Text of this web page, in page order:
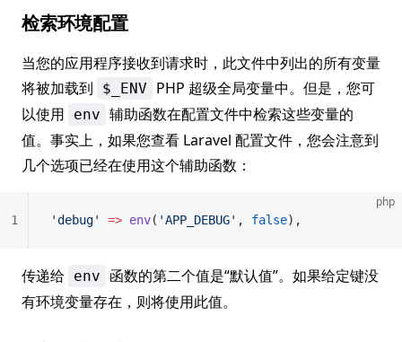
检索环境配置
当您的应用程序接收到请求时，此文件中列出的所有变量
将被加载到
$_ENV
PHP 超级全局变量中。但是，您可
以使用
env 辅助函数在配置文件中检索这些变量的
值。事实上，如果您查看 Laravel 配置文件，您会注意到
几个选项已经在使用这个辅助函数：
php
'debug' => env( 'APP_DEBUG' , false),
1
传递给 env
函数的第二个值是“默认值”。如果给定键没
有环境变量存在，则将使用此值。